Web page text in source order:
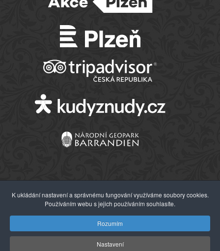
© 2026 Západočeské muzeum v Plzni
K ukládání nastavení a správnému fungování využíváme soubory cookies.
Používáním webu s jejich používáním souhlasíte.
Rozumím
Nastavení